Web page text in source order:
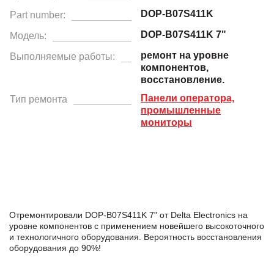
Part number: DOP-B07S411K
Модель: DOP-B07S411K 7"
Выполняемые работы:
ремонт на уровне
компонентов,
восстановление.
Тип ремонта
Панели оператора,
промышленные
мониторы
Отремонтировали DOP-B07S411K 7" от Delta Electronics на
уровне компонентов с применением новейшего высокоточного
и технологичного оборудования. Вероятность восстановления
оборудования до 90%!